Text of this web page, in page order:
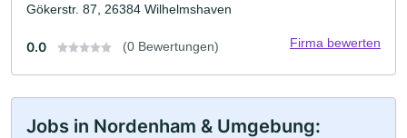
Gökerstr. 87, 26384 Wilhelmshaven
0.0 (0 Bewertungen) Firma bewerten
Jobs in Nordenham & Umgebung: